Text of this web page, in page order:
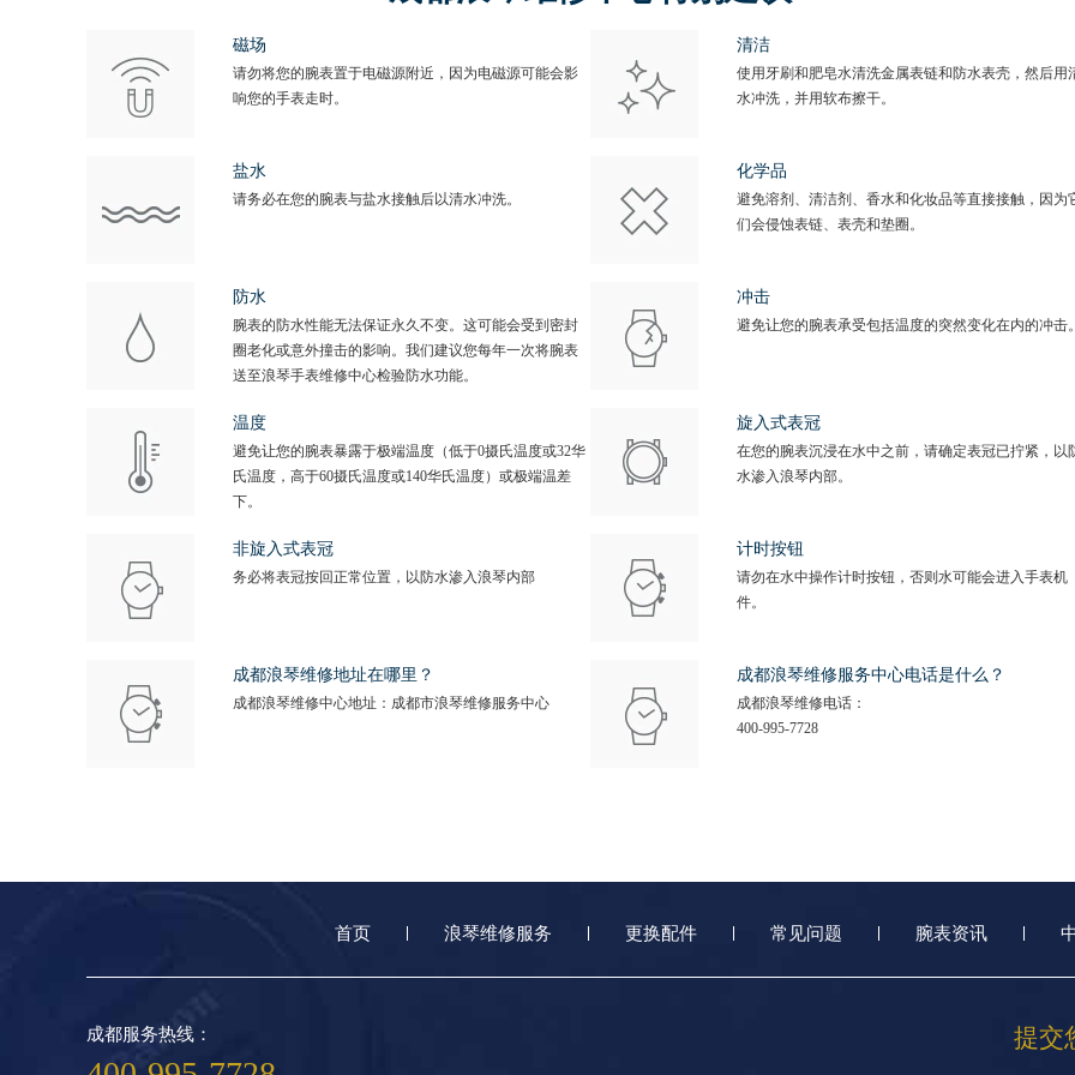
磁场
请勿将您的腕表置于电磁源附近，因为电磁源可能会影
响您的手表走时。
清洁
使用牙刷和肥皂水清洗金属表链和防水表壳，然后用
水冲洗，并用软布擦干。
盐水
请务必在您的腕表与盐水接触后以清水冲洗。
化学品
避免溶剂、清洁剂、香水和化妆品等直接接触，因为
们会侵蚀表链、表壳和垫圈。
防水
腕表的防水性能无法保证永久不变。这可能会受到密封
圈老化或意外撞击的影响。我们建议您每年一次将腕表
送至浪琴手表维修中心检验防水功能。
冲击
避免让您的腕表承受包括温度的突然变化在内的冲击。
温度
避免让您的腕表暴露于极端温度（低于0摄氏温度或32华
氏温度，高于60摄氏温度或140华氏温度）或极端温差
下。
旋入式表冠
在您的腕表沉浸在水中之前，请确定表冠已拧紧，以
水渗入浪琴内部。
非旋入式表冠
务必将表冠按回正常位置，以防水渗入浪琴内部
计时按钮
请勿在水中操作计时按钮，否则水可能会进入手表机
件。
成都浪琴维修地址在哪里？
成都浪琴维修中心地址：成都市浪琴维修服务中心
成都浪琴维修服务中心电话是什么？
成都浪琴维修电话：
400-995-7728
首页 浪琴维修服务 更换配件 常见问题 腕表资讯
提交
成都服务热线：